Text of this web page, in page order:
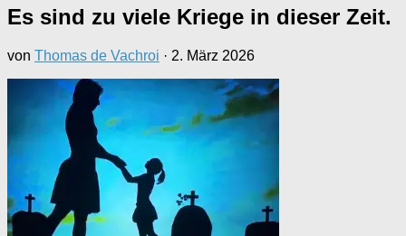
Es sind zu viele Kriege in dieser Zeit.
von Thomas de Vachroi · 2. März 2026